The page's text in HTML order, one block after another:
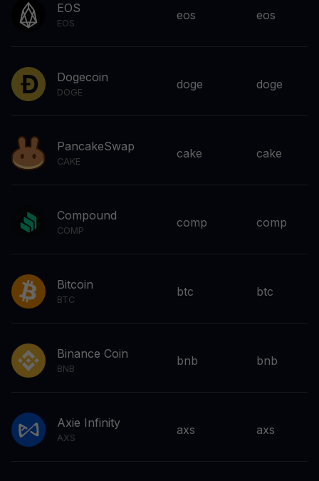
EOS
EOS
eos eos
Dogecoin
DOGE
doge doge
PancakeSwap
CAKE
cake cake
Compound
COMP
comp comp
Bitcoin
BTC
btc btc
Binance Coin
BNB
bnb bnb
Axie Infinity
AXS
axs axs